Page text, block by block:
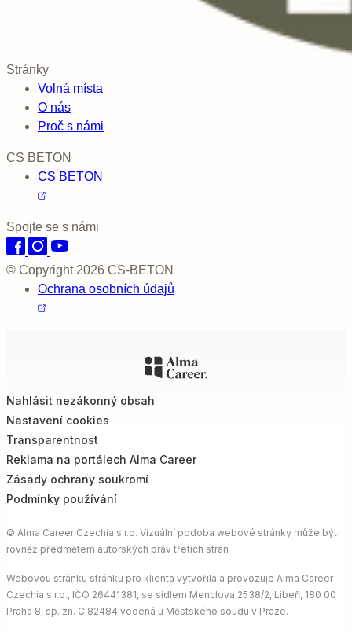
Stránky
Volná místa
O nás
Proč s námi
CS BETON
CS BETON
Spojte se s námi
© Copyright 2026 CS-BETON
Ochrana osobních údajů
Nahlásit nezákonný obsah
Nastavení cookies
Transparentnost
Reklama na portálech Alma Career
Zásady ochrany soukromí
Podmínky používání
© Alma Career Czechia s.r.o. Vizuální podoba webové stránky může být
rovněž předmětem autorských práv třetích stran
Webovou stránku stránku pro klienta vytvořila a provozuje Alma Career
Czechia s.r.o., IČO 26441381, se sídlem Menclova 2538/2, Libeň, 180 00
Praha 8, sp. zn. C 82484 vedená u Městského soudu v Praze.